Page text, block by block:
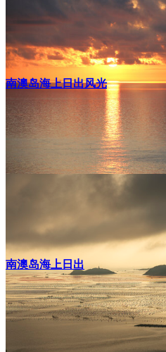
南澳岛海上日出风光
南澳岛海上日出